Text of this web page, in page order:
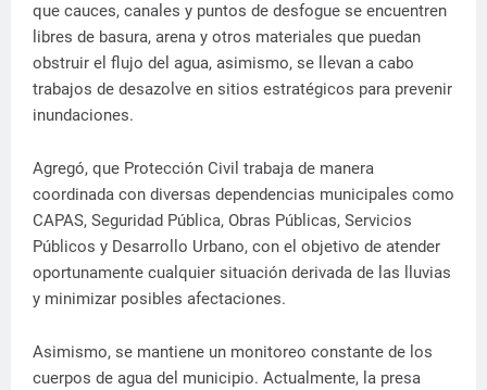
que cauces, canales y puntos de desfogue se encuentren
libres de basura, arena y otros materiales que puedan
obstruir el flujo del agua, asimismo, se llevan a cabo
trabajos de desazolve en sitios estratégicos para prevenir
inundaciones.
Agregó, que Protección Civil trabaja de manera
coordinada con diversas dependencias municipales como
CAPAS, Seguridad Pública, Obras Públicas, Servicios
Públicos y Desarrollo Urbano, con el objetivo de atender
oportunamente cualquier situación derivada de las lluvias
y minimizar posibles afectaciones.
Asimismo, se mantiene un monitoreo constante de los
cuerpos de agua del municipio. Actualmente, la presa